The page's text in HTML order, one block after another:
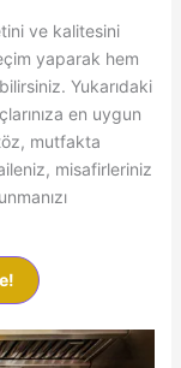
ve kalitesini
yaparak hem
Yukarıdaki
en uygun
mutfakta
misafirleriniz